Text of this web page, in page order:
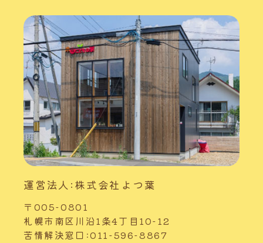
運営法人:株式会社よつ葉
〒005-0801
札幌市南区川沿1条4丁目10-12
苦情解決窓口:011-596-8867